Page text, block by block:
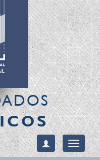
Toggle